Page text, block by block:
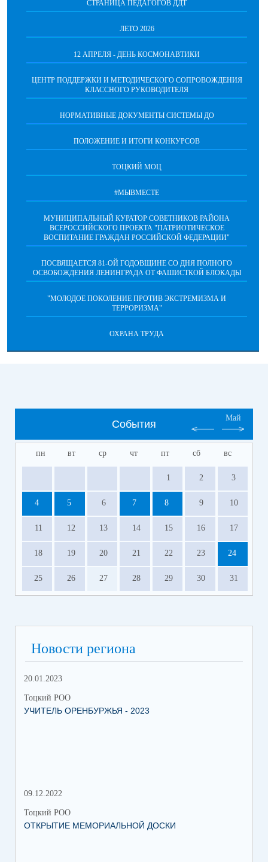
СТРАНИЦА ПЕДАГОГОВ ДДТ
ЛЕТО 2026
12 АПРЕЛЯ - ДЕНЬ КОСМОНАВТИКИ
ЦЕНТР ПОДДЕРЖКИ И МЕТОДИЧЕСКОГО СОПРОВОЖДЕНИЯ
КЛАССНОГО РУКОВОДИТЕЛЯ
НОРМАТИВНЫЕ ДОКУМЕНТЫ СИСТЕМЫ ДО
ПОЛОЖЕНИЕ И ИТОГИ КОНКУРСОВ
ТОЦКИЙ МОЦ
#МЫВМЕСТЕ
МУНИЦИПАЛЬНЫЙ КУРАТОР СОВЕТНИКОВ РАЙОНА
ВСЕРОССИЙСКОГО ПРОЕКТА "ПАТРИОТИЧЕСКОЕ
ВОСПИТАНИЕ ГРАЖДАН РОССИЙСКОЙ ФЕДЕРАЦИИ"
ПОСВЯЩАЕТСЯ 81-ОЙ ГОДОВЩИНЕ СО ДНЯ ПОЛНОГО
ОСВОБОЖДЕНИЯ ЛЕНИНГРАДА ОТ ФАШИСТКОЙ БЛОКАДЫ
"МОЛОДОЕ ПОКОЛЕНИЕ ПРОТИВ ЭКСТРЕМИЗМА И
ТЕРРОРИЗМА"
ОХРАНА ТРУДА
События
Май
пн вт ср чт пт сб вс
1 2 3
4 5 6 7 8 9 10
11 12 13 14 15 16 17
18 19 20 21 22 23 24
25 26 27 28 29 30 31
Новости региона
20.01.2023
Тоцкий РОО
УЧИТЕЛЬ ОРЕНБУРЖЬЯ - 2023
09.12.2022
Тоцкий РОО
ОТКРЫТИЕ МЕМОРИАЛЬНОЙ ДОСКИ